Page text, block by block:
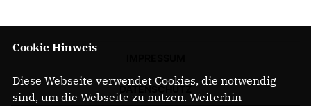
Cookie Hinweis
Diese Webseite verwendet Cookies, die notwendig
sind, um die Webseite zu nutzen. Weiterhin